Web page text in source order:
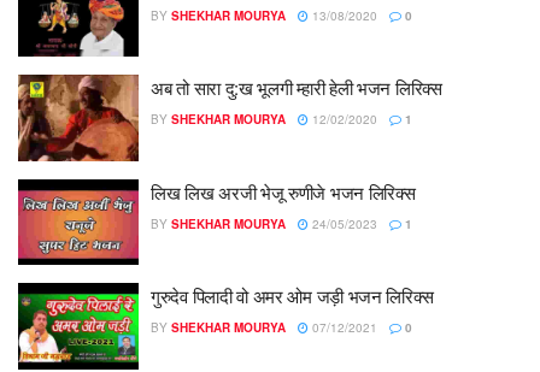
BY SHEKHAR MOURYA 13/08/2020 0
अब तो सारा दु:ख भूलगी म्हारी हेली भजन लिरिक्स
BY SHEKHAR MOURYA 12/02/2020 1
लिख लिख अरजी भेजू रुणीजे भजन लिरिक्स
BY SHEKHAR MOURYA 24/05/2023 1
गुरुदेव पिलादी वो अमर ओम जड़ी भजन लिरिक्स
BY SHEKHAR MOURYA 07/12/2021 0